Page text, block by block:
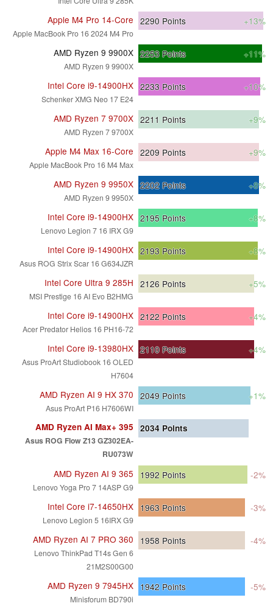
Apple M4 Pro 14-Core
Apple MacBook Pro 16 2024 M4 Pro
2290 Points +13%
AMD Ryzen 9 9900X
AMD Ryzen 9 9900X
2253 Points +11%
Intel Core i9-14900HX
Schenker XMG Neo 17 E24
2233 Points +10%
AMD Ryzen 7 9700X
AMD Ryzen 7 9700X
2211 Points +9%
Apple M4 Max 16-Core
Apple MacBook Pro 16 M4 Max
2209 Points +9%
AMD Ryzen 9 9950X
AMD Ryzen 9 9950X
2202 Points +8%
Intel Core i9-14900HX
Lenovo Legion 7 16 IRX G9
2195 Points +8%
Intel Core i9-14900HX
Asus ROG Strix Scar 16 G634JZR
2193 Points +8%
Intel Core Ultra 9 285H
MSI Prestige 16 AI Evo B2HMG
2126 Points +5%
Intel Core i9-14900HX
Acer Predator Helios 16 PH16-72
2122 Points +4%
Intel Core i9-13980HX
Asus ProArt Studiobook 16 OLED
H7604
2110 Points +4%
AMD Ryzen AI 9 HX 370
Asus ProArt P16 H7606WI
2049 Points +1%
AMD Ryzen AI Max+ 395
Asus ROG Flow Z13 GZ302EA-
RU073W
2034 Points
AMD Ryzen AI 9 365
Lenovo Yoga Pro 7 14ASP G9
1992 Points -2%
Intel Core i7-14650HX
Lenovo Legion 5 16IRX G9
1963 Points -3%
AMD Ryzen AI 7 PRO 360
Lenovo ThinkPad T14s Gen 6
21M2S00G00
1958 Points -4%
AMD Ryzen 9 7945HX
Minisforum BD790i
1942 Points -5%